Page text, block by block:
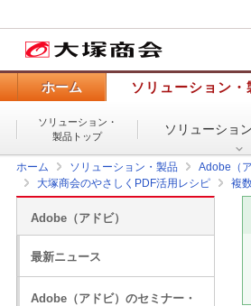
ホーム ソリューション・
ソリューション・
製品トップ
ソリューショ
ホーム ソリューション・製品 Adobe（ア
大塚商会のやさしくPDF活用レシピ
複
Adobe（アドビ）
最新ニュース
Adobe（アドビ）のセミナー・